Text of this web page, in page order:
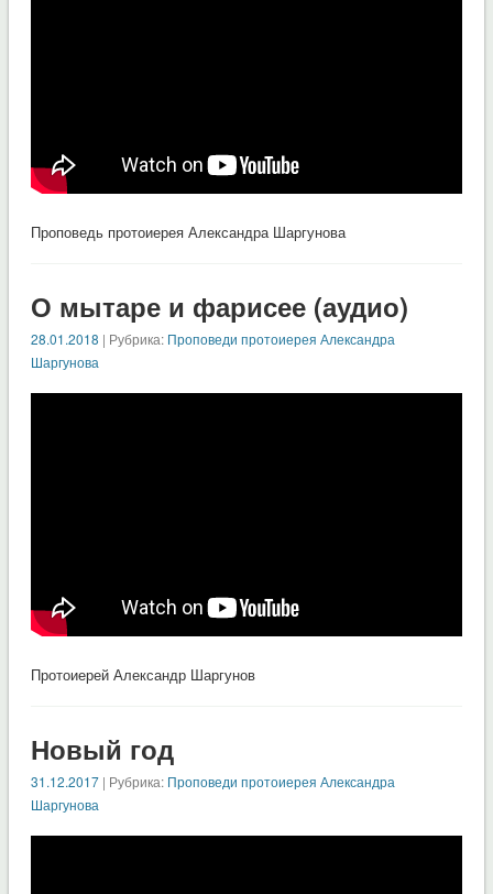
Проповедь протоиерея Александра Шаргунова
О мытаре и фарисее (аудио)
28.01.2018 | Рубрика: Проповеди протоиерея Александра
Шаргунова
Протоиерей Александр Шаргунов
Новый год
31.12.2017| Рубрика: Проповеди протоиерея Александра
Шаргунова